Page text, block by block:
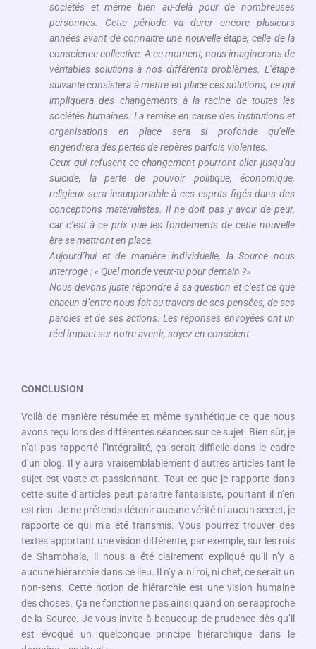
sociétés et même bien au-delà pour de nombreuses
personnes. Cette période va durer encore plusieurs
années avant de connaitre une nouvelle étape, celle de la
conscience collective. A ce moment, nous imaginerons de
véritables solutions à nos différents problèmes. L’étape
suivante consistera à mettre en place ces solutions, ce qui
impliquera des changements à la racine de toutes les
sociétés humaines. La remise en cause des institutions et
organisations en place sera si profonde qu’elle
engendrera des pertes de repères parfois violentes.
Ceux qui refusent ce changement pourront aller jusqu’au
suicide, la perte de pouvoir politique, économique,
religieux sera insupportable à ces esprits figés dans des
conceptions matérialistes. Il ne doit pas y avoir de peur,
car c’est à ce prix que les fondements de cette nouvelle
ère se mettront en place.
Aujourd’hui et de manière individuelle, la Source nous
interroge : « Quel monde veux-tu pour demain ?»
Nous devons juste répondre à sa question et c’est ce que
chacun d’entre nous fait au travers de ses pensées, de ses
paroles et de ses actions. Les réponses envoyées ont un
réel impact sur notre avenir, soyez en conscient.
CONCLUSION
Voilà de manière résumée et même synthétique ce que nous
avons reçu lors des différentes séances sur ce sujet. Bien sûr, je
n’ai pas rapporté l’intégralité, ça serait difficile dans le cadre
d’un blog. Il y aura vraisemblablement d’autres articles tant le
sujet est vaste et passionnant. Tout ce que je rapporte dans
cette suite d’articles peut paraitre fantaisiste, pourtant il n’en
est rien. Je ne prétends détenir aucune vérité ni aucun secret, je
rapporte ce qui m’a été transmis. Vous pourrez trouver des
textes apportant une vision différente, par exemple, sur les rois
de Shambhala, il nous a été clairement expliqué qu’il n’y a
aucune hiérarchie dans ce lieu. Il n’y a ni roi, ni chef, ce serait un
non-sens. Cette notion de hiérarchie est une vision humaine
des choses. Ça ne fonctionne pas ainsi quand on se rapproche
de la Source. Je vous invite à beaucoup de prudence dès qu’il
est évoqué un quelconque principe hiérarchique dans le